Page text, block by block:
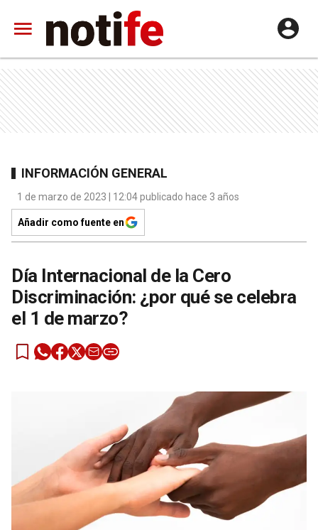
INFORMACIÓN GENERAL
1 de marzo de 2023 | 12:04 publicado hace 3 años
Añadir como fuente en
Día Internacional de la Cero
Discriminación: ¿por qué se celebra
el 1 de marzo?